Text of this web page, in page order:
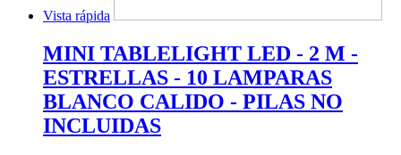
Vista rápida
MINI TABLELIGHT LED - 2 M -
ESTRELLAS - 10 LAMPARAS
BLANCO CALIDO - PILAS NO
INCLUIDAS